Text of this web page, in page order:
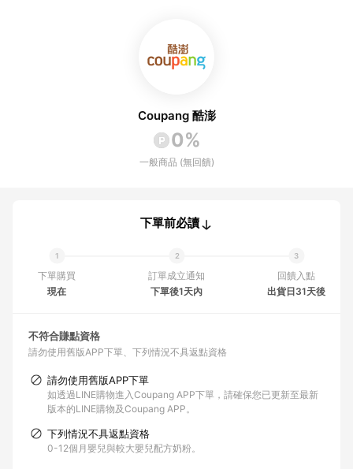
Coupang 酷澎
0%
一般商品 (無回饋)
下單前必讀
下單購買
現在
訂單成立通知
下單後1天內
回饋入點
出貨日31天後
不符合賺點資格
請勿使用舊版APP下單 下列情況不具返點資格
請勿使用舊版APP下單
如透過LINE購物進入Coupang APP下單，請確保您已更新至最新
版本的LINE購物及Coupang APP。
下列情況不具返點資格
0-12個月嬰兒與較大嬰兒配方奶粉。